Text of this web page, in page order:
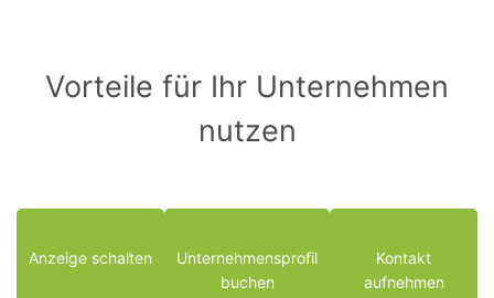
Vorteile für Ihr Unternehmen
nutzen
Anzeige schalten
Unternehmensprofil
buchen
Kontakt
aufnehmen